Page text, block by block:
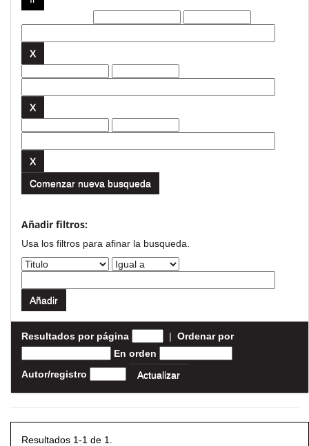
Comenzar nueva busqueda
Añadir filtros:
Usa los filtros para afinar la busqueda.
Resultados por página | Ordenar por
En orden
Autor/registro
Resultados 1-1 de 1.